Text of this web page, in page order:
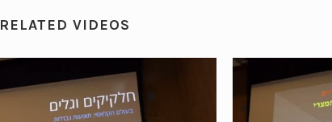
RELATED VIDEOS